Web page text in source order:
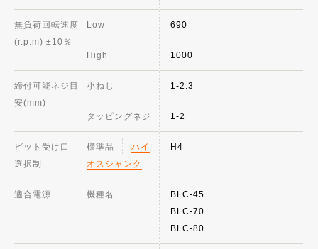
無負荷回転速度
(r.p.m) ±10％
Low
High
締付可能ネジ目
安(mm)
小ねじ
タッピングネジ
ビット受け口
選択制
標準品
ハイ
オスシャンク
適合電源 機種名
690
1000
1-2.3
1-2
H4
BLC-45
BLC-70
BLC-80